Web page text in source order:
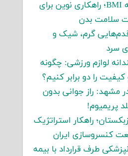
ربات محاسبه BMI؛ راهکاری نوین برای
سلامت بدن
گرم، شیک و
سرد
لوازم ورزشی: چگونه
را دو برابر کنیم؟
مشهد: راز جوانی بدون
پریمیوم!
راهکار استراتژیک
کنسروسازی ایران
طرف قرارداد با بیمه